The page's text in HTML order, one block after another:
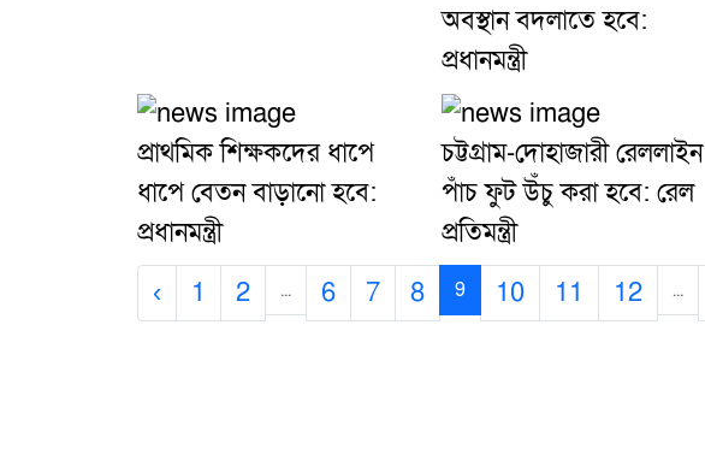
অবস্থান বদলাতে হবে:
প্রধানমন্ত্রী
প্রাথমিক শিক্ষকদের ধাপে
ধাপে বেতন বাড়ানো হবে:
প্রধানমন্ত্রী
চট্টগ্রাম-দোহাজারী রেললাইন
পাঁচ ফুট উঁচু করা হবে: রেল
প্রতিমন্ত্রী
‹ 1 2 ... 6 7 8 9 10 11 12 ...